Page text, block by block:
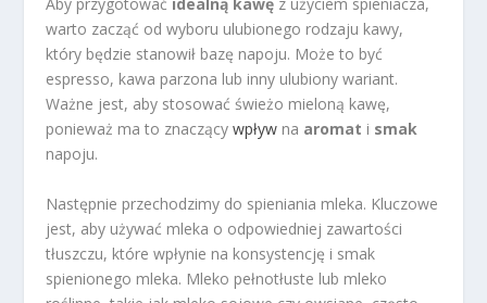
Aby przygotować idealną kawę z użyciem spieniacza,
warto zacząć od wyboru ulubionego rodzaju kawy,
który będzie stanowił bazę napoju. Może to być
espresso, kawa parzona lub inny ulubiony wariant.
Ważne jest, aby stosować świeżo mieloną kawę,
ponieważ ma to znaczącywpływ na aromat i smak
napoju.
Następnie przechodzimy do spieniania mleka. Kluczowe
jest, aby używać mleka o odpowiedniej zawartości
tłuszczu, które wpłynie na konsystencję i smak
spienionego mleka. Mleko pełnotłuste lub mleko